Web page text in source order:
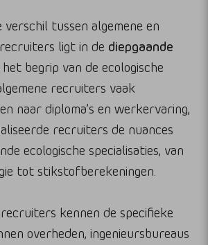
tussen algemene en
ligt in de diepgaande
begrip van de ecologische
recruiters vaak
naar diploma’s en werkervaring,
recruiters de nuances
ecologische specialisaties, van
tot stikstofberekeningen.
kennen de specifieke
overheden, ingenieursbureaus